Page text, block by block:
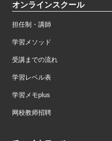
オンラインスクール
担任制・講師
学習メソッド
受講までの流れ
学習レベル表
学習メモplus
网校教师招聘